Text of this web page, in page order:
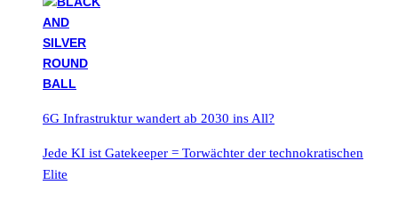
6G Infrastruktur wandert ab 2030 ins All?
Jede KI ist Gatekeeper = Torwächter der technokratischen
Elite